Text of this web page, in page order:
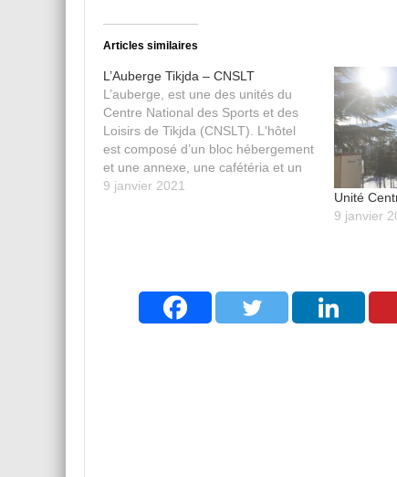
Articles similaires
L’Auberge Tikjda – CNSLT
L’auberge, est une des unités du
Centre National des Sports et des
Loisirs de Tikjda (CNSLT). L'hôtel
est composé d’un bloc hébergement
et une annexe, une cafétéria et un
restaurant.
9 janvier 2021
Unité
9 janvier